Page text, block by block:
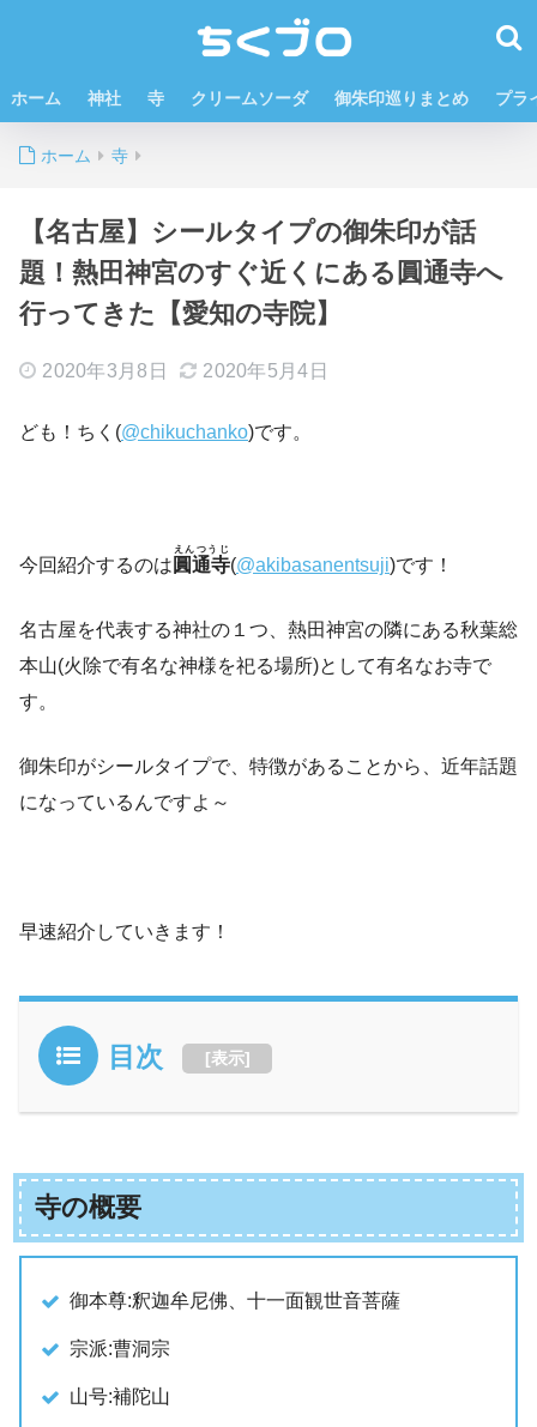
ホーム 神社 寺 クリームソーダ 御朱印巡りまとめ プラ
ホーム 寺
【名古屋】シールタイプの御朱印が話
題！熱田神宮のすぐ近くにある圓通寺へ
行ってきた【愛知の寺院】
2020年3月8日 2020年5月4日
ども！ちく(@chikuchanko)です。
今回紹介するのは 圓通寺
えんつうじ
(@akibasanentsuji)です！
名古屋を代表する神社の１つ、熱田神宮の隣にある秋葉総
本山(火除で有名な神様を祀る場所)として有名なお寺で
す。
御朱印がシールタイプで、特徴があることから、近年話題
になっているんですよ～
早速紹介していきます！
目次 [表示]
寺の概要
御本尊:釈迦牟尼佛、十一面観世音菩薩
宗派:曹洞宗
山号:補陀山